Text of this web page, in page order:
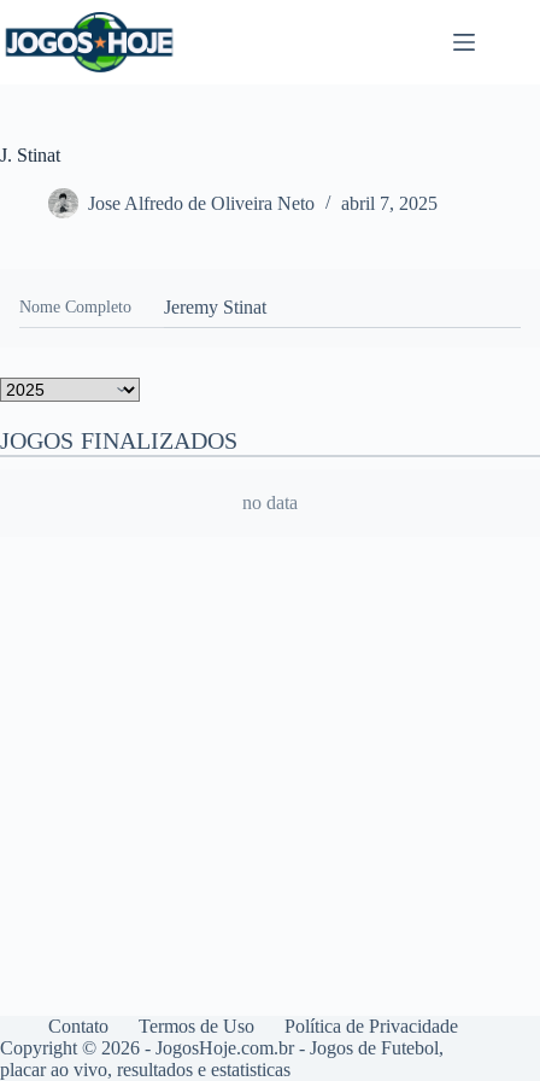
para
o
J. Stinat
Jose Alfredo de Oliveira Neto abril 7, 2025
Nome Completo Jeremy Stinat
JOGOS FINALIZADOS
no data
Contato Termos de Uso
Política de Privacidade
Copyright © 2026 - JogosHoje.com.br - Jogos de Futebol,
placar ao vivo, resultados e estatisticas